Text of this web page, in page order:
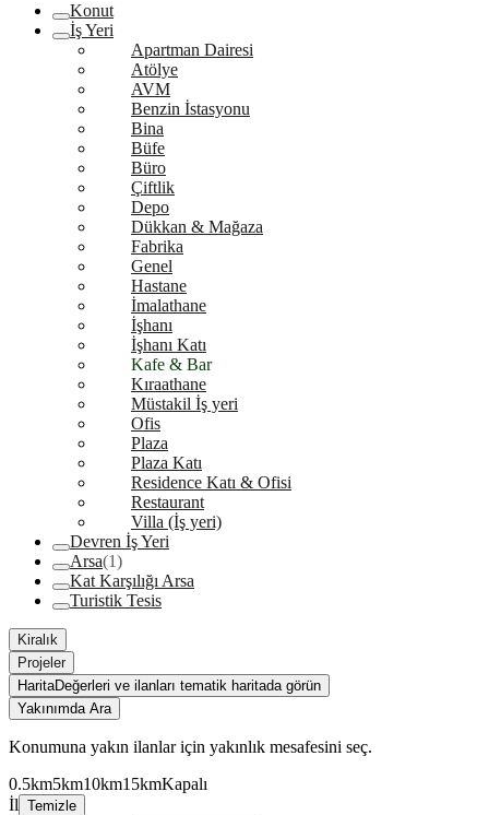
Konut
İş Yeri
Apartman Dairesi
Atölye
AVM
Benzin İstasyonu
Bina
Büfe
Büro
Çiftlik
Depo
Dükkan & Mağaza
Fabrika
Genel
Hastane
İmalathane
İşhanı
İşhanı Katı
Kafe & Bar
Kıraathane
Müstakil İş yeri
Ofis
Plaza
Plaza Katı
Residence Katı & Ofisi
Restaurant
Villa (İş yeri)
Devren İş Yeri
Arsa(1)
Kat Karşılığı Arsa
Turistik Tesis
Kiralık
Projeler
HaritaDeğerleri ve ilanları tematik haritada görün
Yakınımda Ara
Konumuna yakın ilanlar için yakınlık mesafesini seç.
0.5km5km10km15kmKapalı
İl Temizle